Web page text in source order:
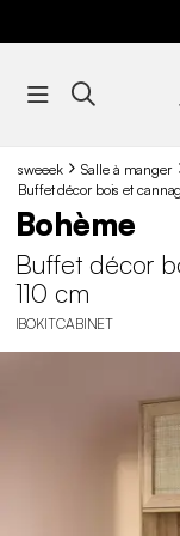
sweeek Salle à manger
Buffet décor bois et
Bohème
Buffet décor
110 cm
IBOKITCABINET